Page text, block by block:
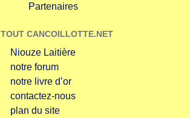
Partenaires
TOUT CANCOILLOTTE.NET
Niouze Laitière
notre forum
notre livre d’or
contactez-nous
plan du site